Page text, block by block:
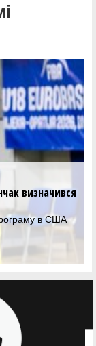
визначився
в США